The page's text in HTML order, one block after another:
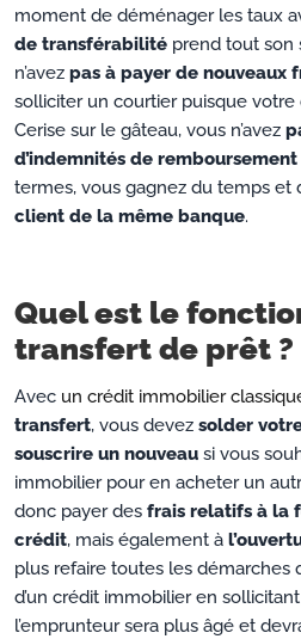
moment de déménager les taux
de transférabilité prend tout son
n’avez pas à payer de nouveaux
solliciter un courtier puisque votre
Cerise sur le gâteau, vous n’avez
d’indemnités de
termes, vous gagnez du temps et
client de la même banque.
Quel est le
transfert de prêt ?
Avec un crédit immobilier
transfert, vous devez solder
souscrire un nouveau si vous
immobilier pour en acheter un
donc payer des frais relatifs à la
crédit, mais également à
plus refaire toutes les démarches
d’un crédit immobilier en
l’emprunteur sera plus âgé et